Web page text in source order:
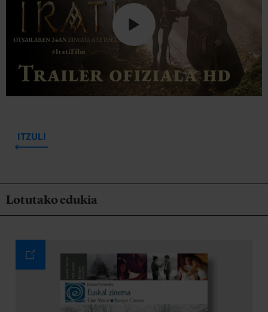
ITZULI
Lotutako edukia